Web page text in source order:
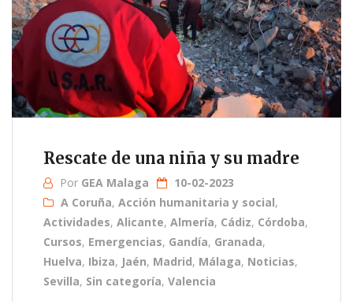
Rescate de una niña y su madre
Por GEA Malaga
10-02-2023
A Coruña, Acción humanitaria y social,
Actividades, Alicante, Almería, Cádiz, Córdoba,
Cursos, Emergencias, Gandía, Granada,
Huelva, Ibiza, Jaén, Madrid, Málaga, Noticias,
Sevilla, Sin categoría, Valencia